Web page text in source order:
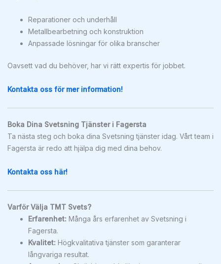
Reparationer och underhåll
Metallbearbetning och konstruktion
Anpassade lösningar för olika branscher
Oavsett vad du behöver, har vi rätt expertis för jobbet.
Kontakta oss för mer information!
Boka Dina Svetsning Tjänster i Fagersta
Ta nästa steg och boka dina Svetsning tjänster idag. Vårt team i
Fagersta är redo att hjälpa dig med dina behov.
Kontakta oss här!
Varför Välja TMT Svets?
Erfarenhet: Många års erfarenhet av Svetsning i
Fagersta.
Kvalitet: Högkvalitativa tjänster som garanterar
långvariga resultat.